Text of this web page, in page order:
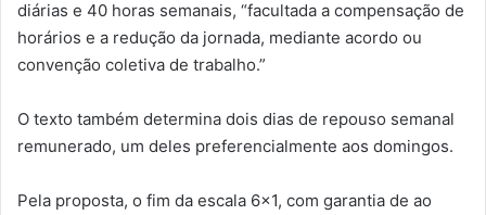
diárias e 40 horas semanais, “facultada a compensação de
horários e a redução da jornada, mediante acordo ou
convenção coletiva de trabalho.”
O texto também determina dois dias de repouso semanal
remunerado, um deles preferencialmente aos domingos.
Pela proposta, o fim da escala 6×1, com garantia de ao